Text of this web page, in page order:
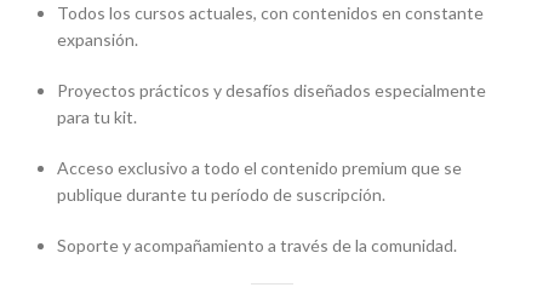
Todos los cursos actuales, con contenidos en constante
expansión.
Proyectos prácticos y desafíos diseñados especialmente
para tu kit.
Acceso exclusivo a todo el contenido premium que se
publique durante tu período de suscripción.
Soporte y acompañamiento a través de la comunidad.